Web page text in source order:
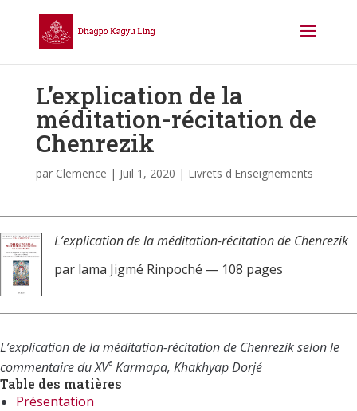
L’explication de la
méditation-récitation de
Chenrezik
par Clemence | Juil 1, 2020 | Livrets d'Enseignements
L’explication de la méditation-récitation de Chenrezik
par lama Jigmé Rinpoché — 108 pages
L’explication de la méditation-récitation de Chenrezikselon le
commentaire du XVe Karmapa, Khakhyap Dorjé
Table des matières
Présentation